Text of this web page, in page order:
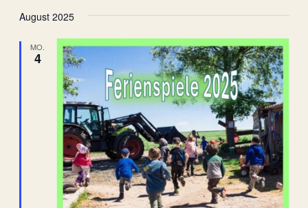
August 2025
MO.
4